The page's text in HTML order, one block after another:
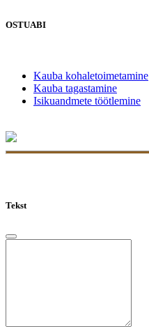
OSTUABI
Kauba kohaletoimetamine
Kauba tagastamine
Isikuandmete töötlemine
Tekst